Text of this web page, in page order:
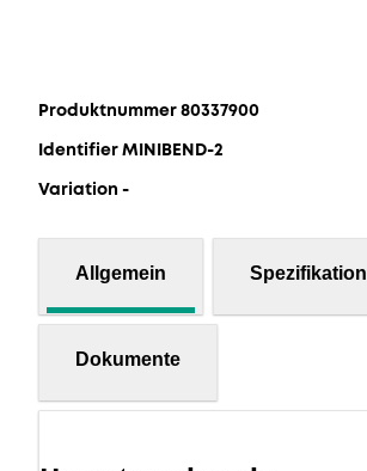
Produktnummer 80337900
Identifier MINIBEND-2
Variation -
Allgemein Spezifikation
Dokumente